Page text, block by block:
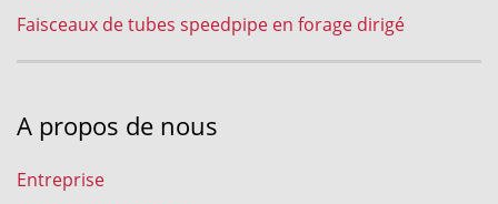
Faisceaux de tubes speedpipe en forage dirigé
A propos de nous
Entreprise